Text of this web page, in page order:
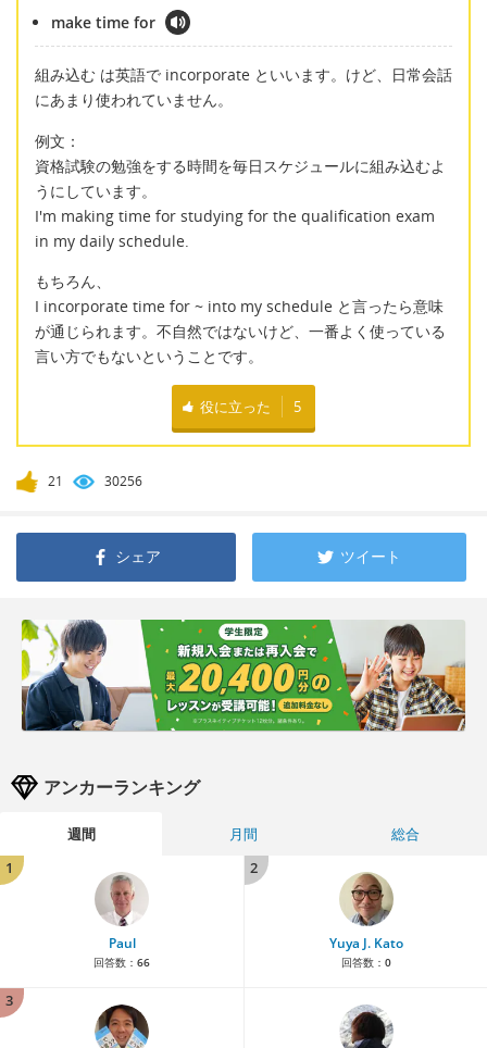
make time for
組み込む は英語で incorporate といいます。けど、日常会話
にあまり使われていません。
例文：
資格試験の勉強をする時間を毎日スケジュールに組み込むよ
うにしています。
I'm making time for studying for the qualification exam
in my daily schedule.
もちろん、
I incorporate time for ~ into my schedule と言ったら意味
が通じられます。不自然ではないけど、一番よく使っている
言い方でもないということです。
役に立った 5
21 30256
シェア ツイート
アンカーランキング
週間 月間
総合
1
Paul
回答数： 66
2
Yuya J. Kato
回答数： 0
3